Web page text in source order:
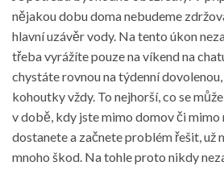
nějakou dobu doma nebudeme
hlavní uzávěr vody. Na tento úkon
třeba vyrážíte pouze na víkend na
chystáte rovnou na týdenní
kohoutky vždy. To nejhorší, co se
v době, kdy jste mimo domov či mimo
dostanete a začnete problém řešit, už
mnoho škod. Na tohle proto nikdy